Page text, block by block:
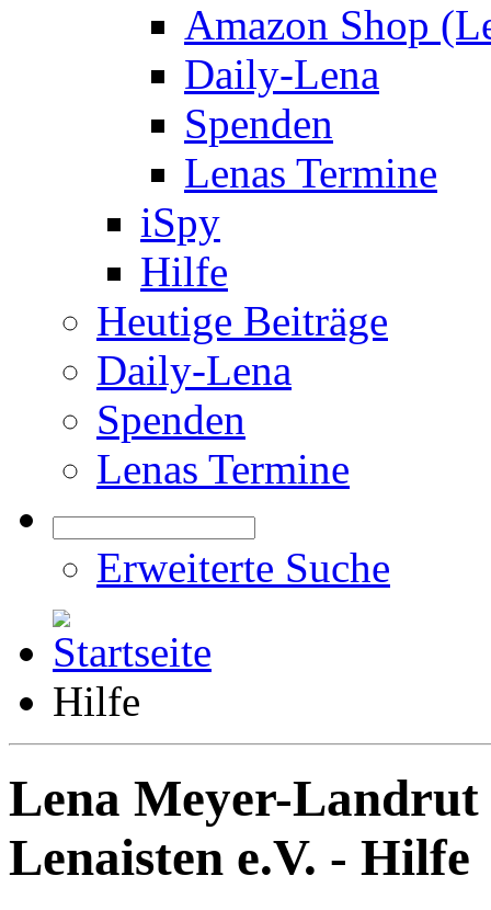
Amazon Shop
Daily-Lena
Spenden
Lenas Termine
iSpy
Hilfe
Heutige Beiträge
Daily-Lena
Spenden
Lenas Termine
Erweiterte Suche
Hilfe
Lena Meyer-
Lenaisten e.V. - Hilfe